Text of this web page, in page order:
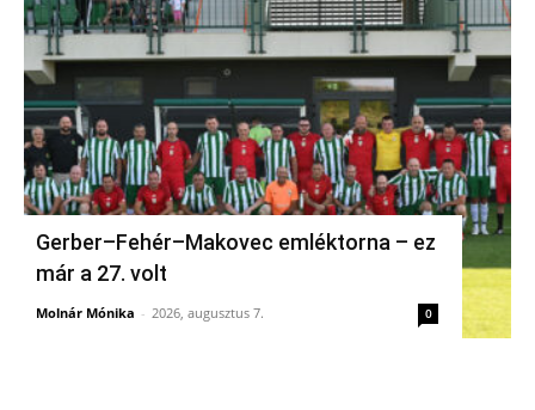
Gerber–Fehér–Makovec emléktorna – ez
már a 27. volt
Molnár Mónika - 2026, augusztus 7. 0